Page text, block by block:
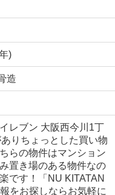
)
造
レブン 大阪西今川1丁
りちょっとした買い物
らの物件はマンション
置き場のある物件なの
です！「NU KITATAN
をお探しならお気軽に